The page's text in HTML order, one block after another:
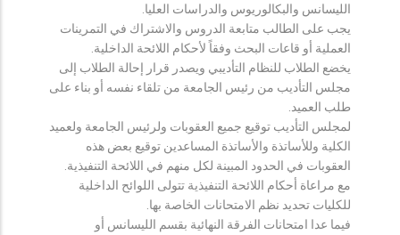
الليسانس والبكالوريوس والدراسات العليا.
يجب على الطالب متابعة الدروس والاشتراك في التمرينات
العملية أو قاعات البحث وفقاً لأحكام اللائحة الداخلية.
يخضع الطلاب للنظام التأديبي ويصدر قرار إحالة الطلاب إلى
مجلس التأديب من رئيس الجامعة من تلقاء نفسه أو بناء على
طلب العميد.
لمجلس التأديب توقيع جميع العقوبات ولرئيس الجامعة ولعميد
الكلية وللأساتذة والأساتذة المساعدين توقيع بعض هذه
العقوبات في الحدود المبينة لكل منهم في اللائحة التنفيذية.
مع مراعاة أحكام اللائحة التنفيذية تتولى اللوائح الداخلية
للكليات تحديد نظم الامتحانات الخاصة بها.
فيما عدا امتحانات الفرقة النهائية بقسم الليسانس أو